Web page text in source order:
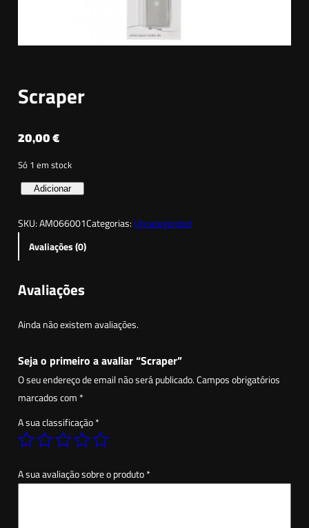
Scraper
20,00 €
Só 1 em stock
Q
a
t
d
d
e
S
c
r
p
Adicionar
SKU:AM066001Categorias:Uncategorized
Avaliações (0)
Avaliações
Ainda não existem avaliações.
Seja o primeiro a avaliar “Scraper”
O seu endereço de email não será publicado.Campos obrigatórios
marcados com *
A sua classificação*
A sua avaliação sobre o produto*